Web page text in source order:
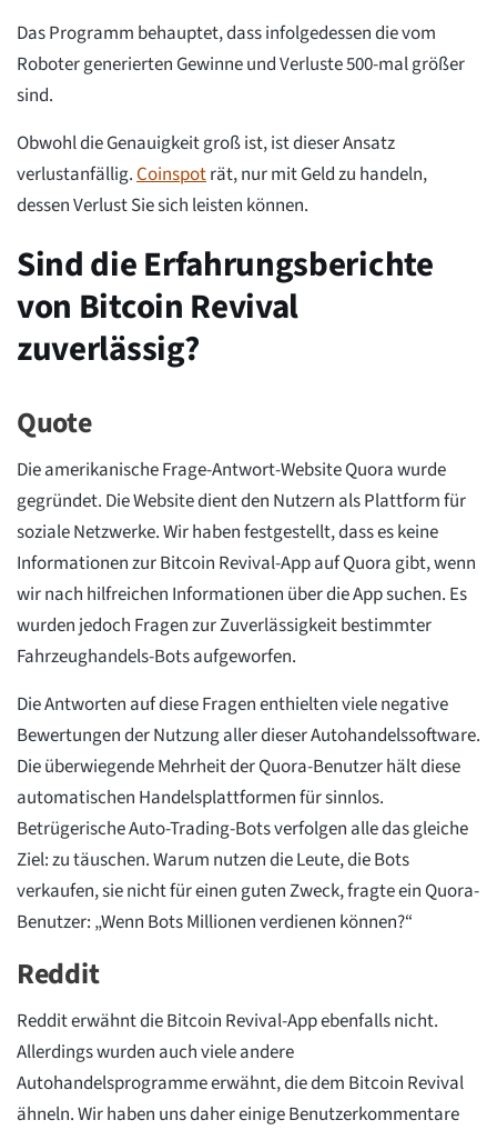
Das Programm behauptet, dass infolgedessen die vom
Roboter generierten Gewinne und Verluste 500-mal größer
sind.
Obwohl die Genauigkeit groß ist, ist dieser Ansatz
verlustanfällig.Coinspoträt, nur mit Geld zu handeln,
dessen Verlust Sie sich leisten können.
Sind die Erfahrungsberichte
von Bitcoin Revival
zuverlässig?
Quote
Die amerikanische Frage-Antwort-Website Quora wurde
gegründet. Die Website dient den Nutzern als Plattform für
soziale Netzwerke. Wir haben festgestellt, dass es keine
Informationen zur Bitcoin Revival-App auf Quora gibt, wenn
wir nach hilfreichen Informationen über die App suchen. Es
wurden jedoch Fragen zur Zuverlässigkeit bestimmter
Fahrzeughandels-Bots aufgeworfen.
Die Antworten auf diese Fragen enthielten viele negative
Bewertungen der Nutzung aller dieser Autohandelssoftware.
Die überwiegende Mehrheit der Quora-Benutzer hält diese
automatischen Handelsplattformen für sinnlos.
Betrügerische Auto-Trading-Bots verfolgen alle das gleiche
Ziel: zu täuschen. Warum nutzen die Leute, die Bots
verkaufen, sie nicht für einen guten Zweck, fragte ein Quora-
Benutzer: „Wenn Bots Millionen verdienen können?“
Reddit
Reddit erwähnt die Bitcoin Revival-App ebenfalls nicht.
Allerdings wurden auch viele andere
Autohandelsprogramme erwähnt, die dem Bitcoin Revival
ähneln. Wir haben uns daher einige Benutzerkommentare